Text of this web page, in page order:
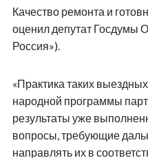
Качество ремонта и
оценил депутат Госдумы
Россия»).
«Практика таких
народной программы
результаты уже
вопросы, требующие
направлять их в